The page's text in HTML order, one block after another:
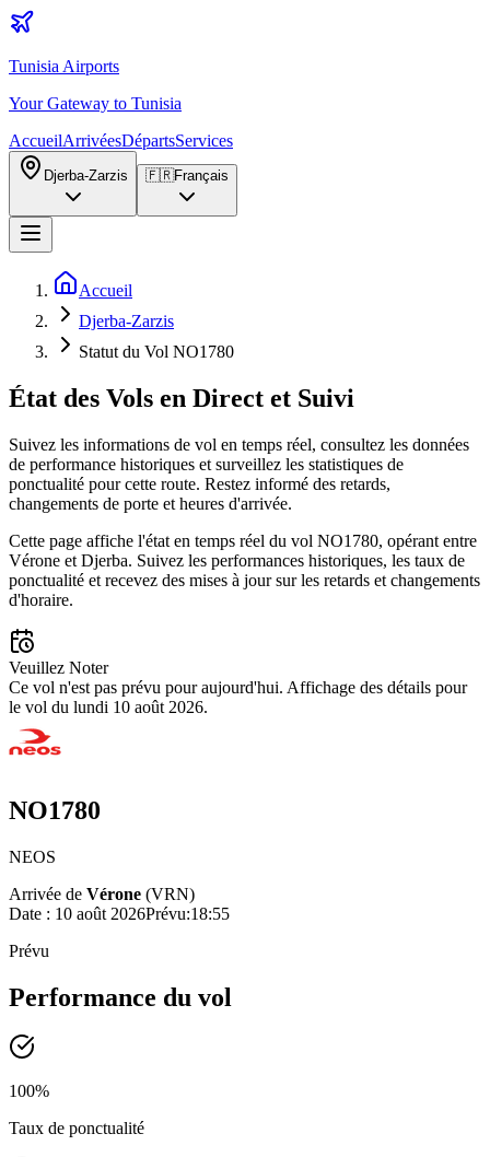
Tunisia Airports
Your Gateway to Tunisia
AccueilArrivéesDépartsServices
Djerba-Zarzis 🇫🇷Français
Accueil
Djerba-Zarzis
Statut du Vol NO1780
État des Vols en Direct et Suivi
Suivez les informations de vol en temps réel, consultez les données
de performance historiques et surveillez les statistiques de
ponctualité pour cette route. Restez informé des retards,
changements de porte et heures d'arrivée.
Cette page affiche l'état en temps réel du vol NO1780, opérant entre
Vérone et Djerba. Suivez les performances historiques, les taux de
ponctualité et recevez des mises à jour sur les retards et changements
d'horaire.
Veuillez Noter
Ce vol n'est pas prévu pour aujourd'hui. Affichage des détails pour
le vol du lundi 10 août 2026.
NO1780
NEOS
Arrivée de Vérone (VRN)
Date : 10 août 2026Prévu:18:55
Prévu
Performance du vol
100%
Taux de ponctualité